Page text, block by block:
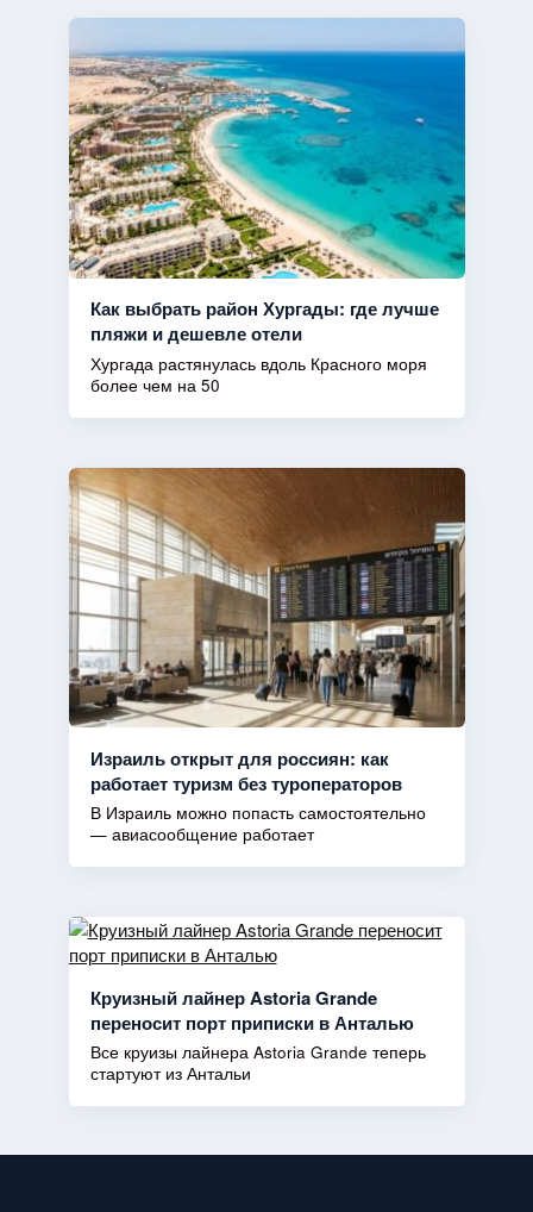
Как выбрать район Хургады: где лучше
пляжи и дешевле отели
Хургада растянулась вдоль Красного моря
более чем на 50
Израиль открыт для россиян: как
работает туризм без туроператоров
В Израиль можно попасть самостоятельно
— авиасообщение работает
Круизный лайнер Astoria Grande
переносит порт приписки в Анталью
Все круизы лайнера Astoria Grande теперь
стартуют из Антальи